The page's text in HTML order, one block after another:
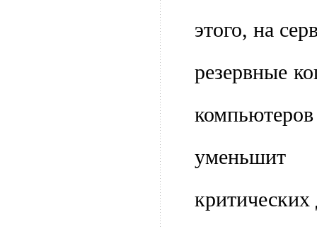
этого, на
резервные